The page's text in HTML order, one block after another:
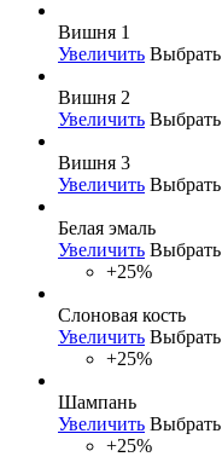
Вишня 1
Увеличить Выбрать
Вишня 2
Увеличить Выбрать
Вишня 3
Увеличить Выбрать
Белая эмаль
Увеличить Выбрать
+25%
Слоновая кость
Увеличить Выбрать
+25%
Шампань
Увеличить Выбрать
+25%